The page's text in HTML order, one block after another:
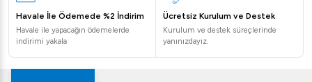
Havale İle Ödemede %2 İndirim
Havale ile yapacağın ödemelerde
indirimi yakala
Ücretsiz Kurulum ve Destek
Kurulum ve destek süreçlerinde
yanınızdayız.